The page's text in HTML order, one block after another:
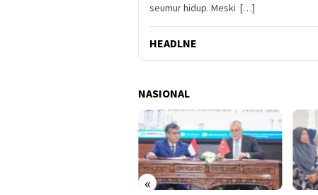
seumur hidup. Meski […]
HEADLNE
NASIONAL
«